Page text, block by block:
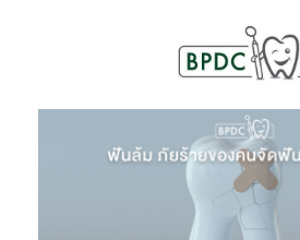
BPDC